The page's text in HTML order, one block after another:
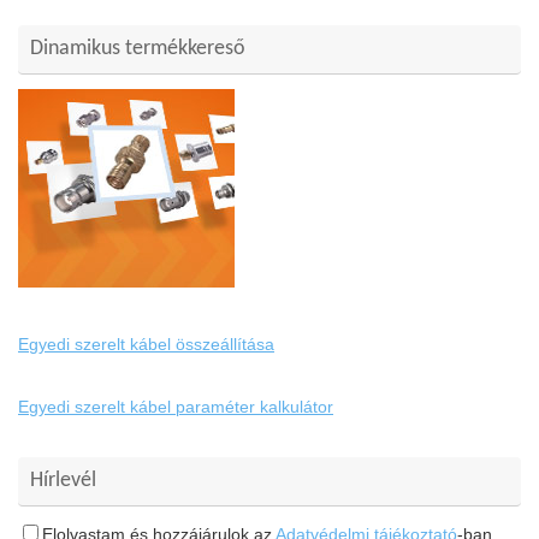
Dinamikus termékkereső
Egyedi szerelt kábel összeállítása
Egyedi szerelt kábel paraméter kalkulátor
Hírlevél
Elolvastam és hozzájárulok az Adatvédelmi tájékoztató-ban